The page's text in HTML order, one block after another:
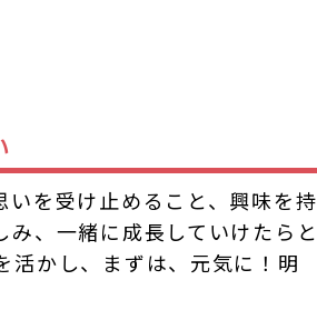
を受け止めること、興味を持
、一緒に成長していけたらと
活かし、まずは、元気に！明